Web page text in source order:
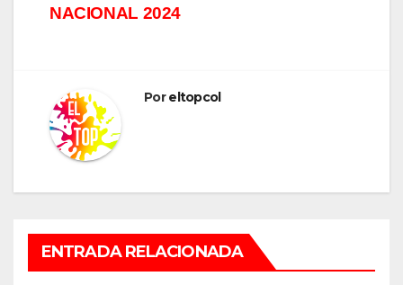
NACIONAL 2024
Poreltopcol
ENTRADA RELACIONADA